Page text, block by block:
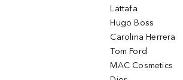
Lattafa
Hugo Boss
Carolina Herrera
Tom Ford
MAC Cosmetics